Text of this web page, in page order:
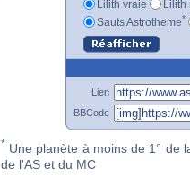
Lilith vraie
Lilith
Sauts Astrotheme*
Lien
BBCode
* Une planète à moins de 1° de
de l'AS et du MC